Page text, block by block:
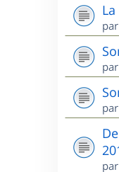
par
par
par
par